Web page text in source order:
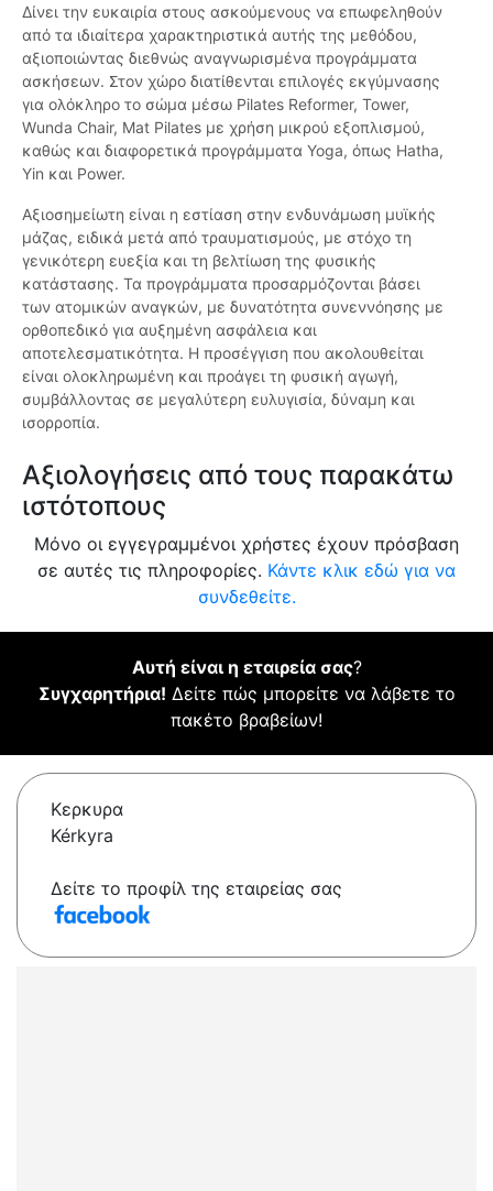
Δίνει την ευκαιρία στους ασκούμενους να επωφεληθούν
από τα ιδιαίτερα χαρακτηριστικά αυτής της μεθόδου,
αξιοποιώντας διεθνώς αναγνωρισμένα προγράμματα
ασκήσεων. Στον χώρο διατίθενται επιλογές εκγύμνασης
για ολόκληρο το σώμα μέσω Pilates Reformer, Tower,
Wunda Chair, Mat Pilates με χρήση μικρού εξοπλισμού,
καθώς και διαφορετικά προγράμματα Yoga, όπως Hatha,
Yin και Power.
Αξιοσημείωτη είναι η εστίαση στην ενδυνάμωση μυϊκής
μάζας, ειδικά μετά από τραυματισμούς, με στόχο τη
γενικότερη ευεξία και τη βελτίωση της φυσικής
κατάστασης. Τα προγράμματα προσαρμόζονται βάσει
των ατομικών αναγκών, με δυνατότητα συνεννόησης με
ορθοπεδικό για αυξημένη ασφάλεια και
αποτελεσματικότητα. Η προσέγγιση που ακολουθείται
είναι ολοκληρωμένη και προάγει τη φυσική αγωγή,
συμβάλλοντας σε μεγαλύτερη ευλυγισία, δύναμη και
ισορροπία.
Αξιολογήσεις από τους παρακάτω
ιστότοπους
Μόνο οι εγγεγραμμένοι χρήστες έχουν πρόσβαση
σε αυτές τις πληροφορίες. Κάντε κλικ εδώ για να
συνδεθείτε.
Αυτή είναι η εταιρεία σας?
Συγχαρητήρια! Δείτε πώς μπορείτε να λάβετε το
πακέτο βραβείων!
Κερκυρα
Kérkyra
Δείτε το προφίλ της εταιρείας σας